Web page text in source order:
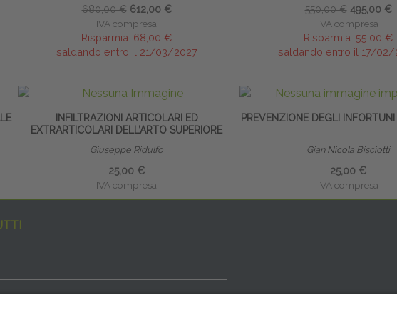
680,00 € 612,00 €
IVA compresa
Risparmia: 68,00 €
saldando entro il 21/03/2027
550,00 € 495,00 €
IVA compresa
Risparmia: 55,00 €
saldando entro il 17/02/
INFILTRAZIONI ARTICOLARI ED
EXTRARTICOLARI DELL’ARTO SUPERIORE
Giuseppe Ridulfo
25,00 €
IVA compresa
PREVENZIONE DEGLI
Gian Nicola Bisciotti
25,00 €
IVA compresa